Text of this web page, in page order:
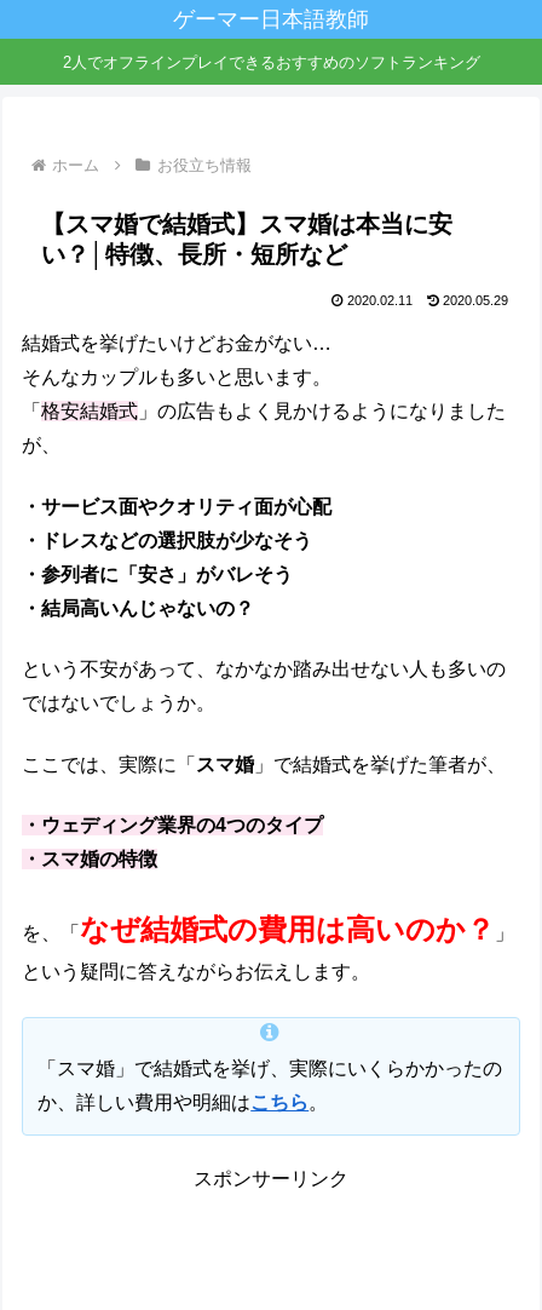
ゲーマー日本語教師
2人でオフラインプレイできるおすすめのソフトランキング
ホーム お役立ち情報
【スマ婚で結婚式】スマ婚は本当に安
い？│特徴、長所・短所など
2020.02.11 2020.05.29
結婚式を挙げたいけどお金がない…
そんなカップルも多いと思います。
「格安結婚式 」の広告もよく見かけるようになりました
が、
・サービス面やクオリティ面が心配
・ドレスなどの選択肢が少なそう
・参列者に「安さ」がバレそう
・結局高いんじゃないの？
という不安があって、なかなか踏み出せない人も多いの
ではないでしょうか。
ここでは、実際に「 スマ婚 」で結婚式を挙げた筆者が、
・ウェディング業界の4つのタイプ
・スマ婚の特徴
を、「 なぜ結婚式の費用は高いのか？ 」
という疑問に答えながらお伝えします。
「スマ婚」で結婚式を挙げ、実際にいくらかかったの
か、詳しい費用や明細はこちら 。
スポンサーリンク